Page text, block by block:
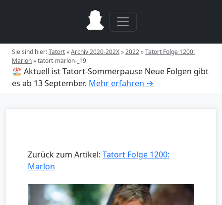
Sie sind hier:Tatort»Archiv 2020-202X»2022»Tatort Folge 1200:
Marlon»tatort-marlon-_19
🏖️ Aktuell ist Tatort-Sommerpause Neue Folgen gibt
es ab 13 September. Mehr erfahren →
Zurück zum Artikel: Tatort Folge 1200:
Marlon